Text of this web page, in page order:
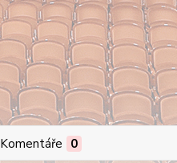
Komentáře 0